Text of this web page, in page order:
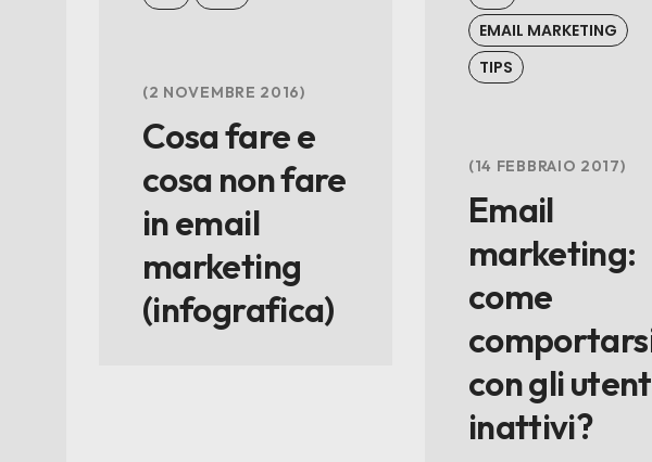
2 NOVEMBRE 2016
Cosa fare e
cosa non fare
in email
marketing
(infografica)
EMAIL MARKETING
TIPS
14 FEBBRAIO 2017
Email
marketing:
come
con gli
inattivi?